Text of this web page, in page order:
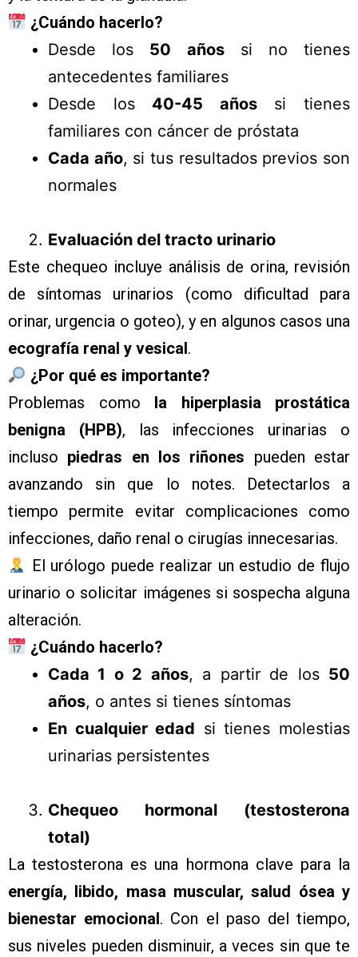
¿Cuándo hacerlo?
Desde los 50 añossi no tienes
antecedentes familiares
Desde los 40-45 añossi tienes
familiares con cáncer de próstata
Cada año, si tus resultados previos son
normales
Evaluación del tracto urinario
Este chequeo incluye análisis de orina, revisión
de síntomas urinarios (como dificultad para
orinar, urgencia o goteo), y en algunos casos una
ecografía renal y vesical.
¿Por qué es importante?
Problemas como la hiperplasia prostática
benigna (HPB), las infecciones urinarias o
incluso piedras en los riñones pueden estar
avanzando sin que lo notes. Detectarlos a
tiempo permite evitar complicaciones como
infecciones, daño renal o cirugías innecesarias.
El urólogo puede realizar un estudio de flujo
urinario o solicitar imágenes si sospecha alguna
alteración.
¿Cuándo hacerlo?
Cada 1 o 2 años, a partir de los 50
años, o antes si tienes síntomas
En cualquier edad si tienes molestias
urinarias persistentes
Chequeo hormonal (testosterona
total)
La testosterona es una hormona clave para la
energía, libido, masa muscular, salud ósea y
bienestar emocional. Con el paso del tiempo,
sus niveles pueden disminuir, a veces sin que te